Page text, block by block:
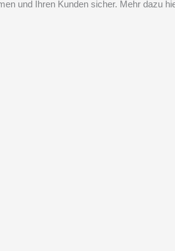
und Ihren Kunden sicher. Mehr dazu